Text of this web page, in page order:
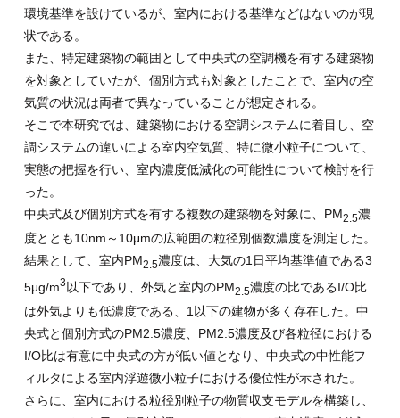
環境基準を設けているが、室内における基準などはないのが現
状である。
また、特定建築物の範囲として中央式の空調機を有する建築物
を対象としていたが、個別方式も対象としたことで、室内の空
気質の状況は両者で異なっていることが想定される。
そこで本研究では、建築物における空調システムに着目し、空
調システムの違いによる室内空気質、特に微小粒子について、
実態の把握を行い、室内濃度低減化の可能性について検討を行
った。
中央式及び個別方式を有する複数の建築物を対象に、 PM2.5濃
度ととも10nm ～ 10μmの広範囲の粒径別個数濃度を測定した。
結果として、室内PM2.5濃度は、大気の1 日平均基準値である3
5μg/m3 以下であり、外気と室内のPM2.5濃度の比であるI/O比
は外気よりも低濃度である、 1 以下の建物が多く存在した。中
央式と個別方式のPM2.5濃度、 PM2.5濃度及び各粒径における
I/O比は有意に中央式の方が低い値となり、中央式の中性能フ
ィルタによる室内浮遊微小粒子における優位性が示された。
さらに、室内における粒径別粒子の物質収支モデルを構築し、